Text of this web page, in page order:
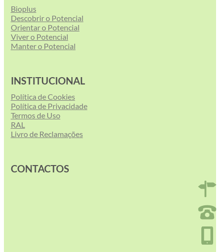
Bioplus
Descobrir o Potencial
Orientar o Potencial
Viver o Potencial
Manter o Potencial
INSTITUCIONAL
Política de Cookies
Política de Privacidade
Termos de Uso
RAL
Livro de Reclamações
CONTACTOS